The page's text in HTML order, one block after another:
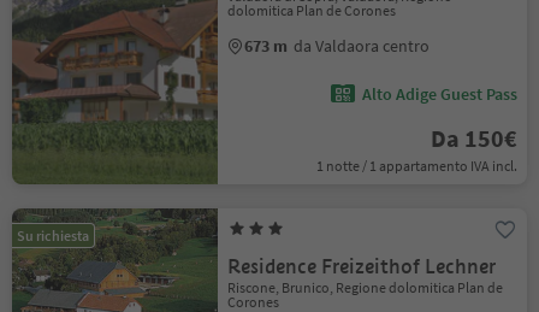
dolomitica Plan de Corones
673 m da Valdaora centro
Alto Adige Guest Pass
Da 150€
1 notte / 1 appartamento IVA incl.
Su richiesta
Residence Freizeithof Lechner
Riscone, Brunico, Regione dolomitica Plan de
Corones